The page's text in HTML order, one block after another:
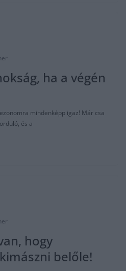
ha a végén
mindenképp igaz! Már csa
és a
hogy
belőle!